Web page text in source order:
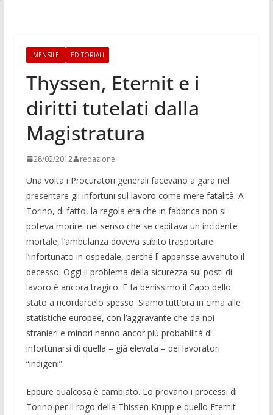
-MENSILE- EDITORIALI
Thyssen, Eternit e i
diritti tutelati dalla
Magistratura
28/02/2012 redazione
Una volta i Procuratori generali facevano a gara nel
presentare gli infortuni sul lavoro come mere fatalità. A
Torino, di fatto, la regola era che in fabbrica non si
poteva morire: nel senso che se capitava un incidente
mortale, l’ambulanza doveva subito trasportare
l’infortunato in ospedale, perché lì apparisse avvenuto il
decesso. Oggi il problema della sicurezza sui posti di
lavoro è ancora tragico. E fa benissimo il Capo dello
stato a ricordarcelo spesso. Siamo tutt’ora in cima alle
statistiche europee, con l’aggravante che da noi
stranieri e minori hanno ancor più probabilità di
infortunarsi di quella – già elevata – dei lavoratori
“indigeni”.
Eppure qualcosa è cambiato. Lo provano i processi di
Torino per il rogo della Thissen Krupp e quello Eternit